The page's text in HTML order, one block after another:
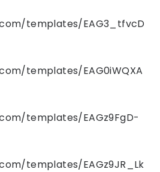
templates/EAG3_tfvcD
templates/EAG0iWQXA
templates/EAGz9FgD-
templates/EAGz9JR_Lk